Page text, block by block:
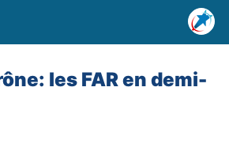
les FAR en demi-